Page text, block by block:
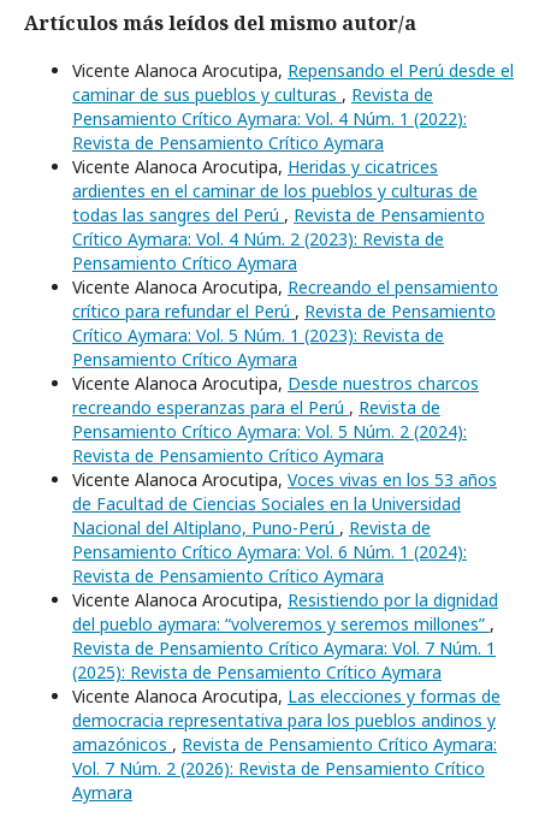
Artículos más leídos del mismo autor/a
Vicente Alanoca Arocutipa, Repensando el Perú desde el
caminar de sus pueblos y culturas , Revista de
Pensamiento Crítico Aymara: Vol. 4 Núm. 1 (2022):
Revista de Pensamiento Crítico Aymara
Vicente Alanoca Arocutipa, Heridas y cicatrices
ardientes en el caminar de los pueblos y culturas de
todas las sangres del Perú , Revista de Pensamiento
Crítico Aymara: Vol. 4 Núm. 2 (2023): Revista de
Pensamiento Crítico Aymara
Vicente Alanoca Arocutipa, Recreando el pensamiento
crítico para refundar el Perú , Revista de Pensamiento
Crítico Aymara: Vol. 5 Núm. 1 (2023): Revista de
Pensamiento Crítico Aymara
Vicente Alanoca Arocutipa, Desde nuestros charcos
recreando esperanzas para el Perú , Revista de
Pensamiento Crítico Aymara: Vol. 5 Núm. 2 (2024):
Revista de Pensamiento Crítico Aymara
Vicente Alanoca Arocutipa, Voces vivas en los 53 años
de Facultad de Ciencias Sociales en la Universidad
Nacional del Altiplano, Puno-Perú , Revista de
Pensamiento Crítico Aymara: Vol. 6 Núm. 1 (2024):
Revista de Pensamiento Crítico Aymara
Vicente Alanoca Arocutipa, Resistiendo por la dignidad
del pueblo aymara: “volveremos y seremos millones” ,
Revista de Pensamiento Crítico Aymara: Vol. 7 Núm. 1
(2025): Revista de Pensamiento Crítico Aymara
Vicente Alanoca Arocutipa, Las elecciones y formas de
democracia representativa para los pueblos andinos y
amazónicos , Revista de Pensamiento Crítico Aymara:
Vol. 7 Núm. 2 (2026): Revista de Pensamiento Crítico
Aymara